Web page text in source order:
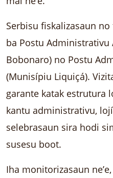
Serbisu fiskalizasaun
ba Postu Administrativu
Bobonaro) no Postu
(Munisípiu Liquiçá).
garante katak estrutura
kantu administrativu,
selebrasaun sira hodi
susesu boot.
Iha monitorizasaun